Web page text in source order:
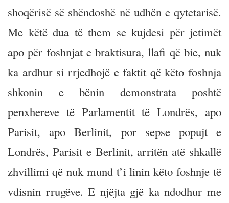
shoqërisë së shëndoshë në udhën e qytetarisë.
Me këtë dua të them se kujdesi për jetimët
apo për foshnjat e braktisura, llafi që bie, nuk
ka ardhur si rrjedhojë e faktit që këto foshnja
shkonin e bënin demonstrata poshtë
penxhereve të Parlamentit të Londrës, apo
Parisit, apo Berlinit, por sepse popujt e
Londrës, Parisit e Berlinit, arritën atë shkallë
zhvillimi që nuk mund t’i linin këto foshnje të
vdisnin rrugëve. E njëjta gjë ka ndodhur me